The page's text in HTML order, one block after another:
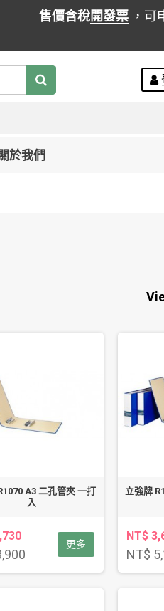
售價含稅開發票 ，可
關於我們
A3 二孔管夾 一打
入
更多
立強牌
NT$
NT$